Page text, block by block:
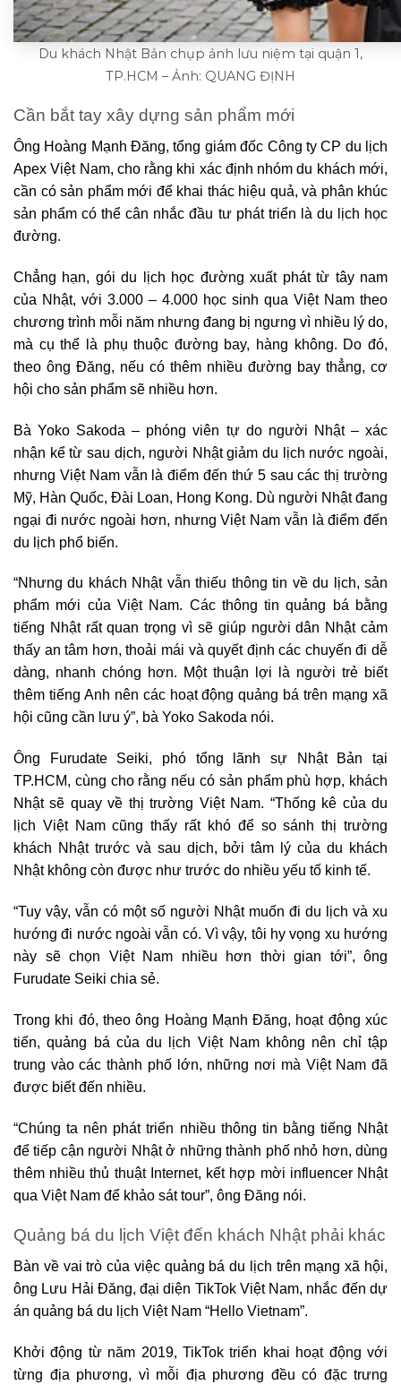
Du khách Nhật Bản chụp ảnh lưu niệm tại quận 1,
TP.HCM – Ảnh: QUANG ĐỊNH
Cần bắt tay xây dựng sản phẩm mới
Ông Hoàng Mạnh Đăng, tổng giám đốc Công ty CP du lịch
Apex Việt Nam, cho rằng khi xác định nhóm du khách mới,
cần có sản phẩm mới để khai thác hiệu quả, và phân khúc
sản phẩm có thể cân nhắc đầu tư phát triển là du lịch học
đường.
Chẳng hạn, gói du lịch học đường xuất phát từ tây nam
của Nhật, với 3.000 – 4.000 học sinh qua Việt Nam theo
chương trình mỗi năm nhưng đang bị ngưng vì nhiều lý do,
mà cụ thể là phụ thuộc đường bay, hàng không. Do đó,
theo ông Đăng, nếu có thêm nhiều đường bay thẳng, cơ
hội cho sản phẩm sẽ nhiều hơn.
Bà Yoko Sakoda – phóng viên tự do người Nhật – xác
nhận kể từ sau dịch, người Nhật giảm du lịch nước ngoài,
nhưng Việt Nam vẫn là điểm đến thứ 5 sau các thị trường
Mỹ, Hàn Quốc, Đài Loan, Hong Kong. Dù người Nhật đang
ngại đi nước ngoài hơn, nhưng Việt Nam vẫn là điểm đến
du lịch phổ biến.
“Nhưng du khách Nhật vẫn thiếu thông tin về du lịch, sản
phẩm mới của Việt Nam. Các thông tin quảng bá bằng
tiếng Nhật rất quan trọng vì sẽ giúp người dân Nhật cảm
thấy an tâm hơn, thoải mái và quyết định các chuyến đi dễ
dàng, nhanh chóng hơn. Một thuận lợi là người trẻ biết
thêm tiếng Anh nên các hoạt động quảng bá trên mạng xã
hội cũng cần lưu ý”, bà Yoko Sakoda nói.
Ông Furudate Seiki, phó tổng lãnh sự Nhật Bản tại
TP.HCM, cùng cho rằng nếu có sản phẩm phù hợp, khách
Nhật sẽ quay về thị trường Việt Nam. “Thống kê của du
lịch Việt Nam cũng thấy rất khó để so sánh thị trường
khách Nhật trước và sau dịch, bởi tâm lý của du khách
Nhật không còn được như trước do nhiều yếu tố kinh tế.
“Tuy vậy, vẫn có một số người Nhật muốn đi du lịch và xu
hướng đi nước ngoài vẫn có. Vì vậy, tôi hy vọng xu hướng
này sẽ chọn Việt Nam nhiều hơn thời gian tới”, ông
Furudate Seiki chia sẻ.
Trong khi đó, theo ông Hoàng Mạnh Đăng, hoạt động xúc
tiến, quảng bá của du lịch Việt Nam không nên chỉ tập
trung vào các thành phố lớn, những nơi mà Việt Nam đã
được biết đến nhiều.
“Chúng ta nên phát triển nhiều thông tin bằng tiếng Nhật
để tiếp cận người Nhật ở những thành phố nhỏ hơn, dùng
thêm nhiều thủ thuật Internet, kết hợp mời influencer Nhật
qua Việt Nam để khảo sát tour”, ông Đăng nói.
Quảng bá du lịch Việt đến khách Nhật phải khác
Bàn về vai trò của việc quảng bá du lịch trên mạng xã hội,
ông Lưu Hải Đăng, đại diện TikTok Việt Nam, nhắc đến dự
án quảng bá du lịch Việt Nam “Hello Vietnam”.
Khởi động từ năm 2019, TikTok triển khai hoạt động với
từng địa phương, vì mỗi địa phương đều có đặc trưng